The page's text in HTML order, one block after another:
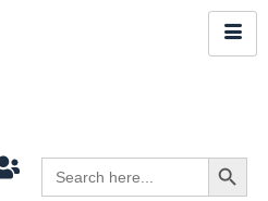
Search
for:
Search